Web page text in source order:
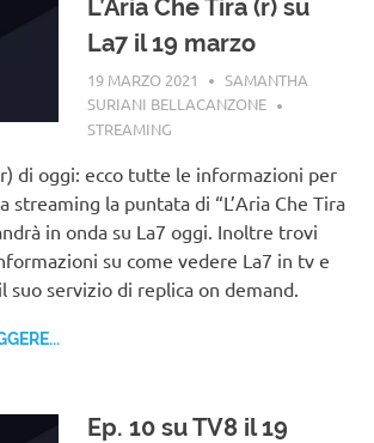
L’Aria Che Tira (r) su
La7 il 19 marzo
19 MARZO 2021
SAMANTHA
SURIANI BELLACANZONE
STREAMING
di oggi: ecco tutte le informazioni per
streaming la puntata di “L’Aria Che Tira
in onda su La7 oggi. Inoltre trovi
su come vedere La7 in tv e
suo servizio di replica on demand.
Ep. 10 su TV8 il 19